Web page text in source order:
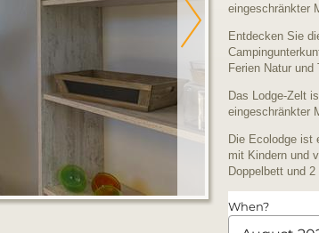
eingeschränkter
Entdecken Sie
Ferien Natur und
Das Lodge-Zelt
eingeschränkter
Die Ecolodge ist
mit Kindern und
Doppelbett und